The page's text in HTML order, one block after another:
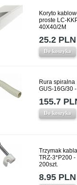
Koryto
proste LC-
40X40/2M
25.2 PLN
Do koszyka
Rura spiralna
GUS-16G/30
155.7
Do koszyka
Trzymak
TRZ-3*P200 -
200szt.
8.95 PLN